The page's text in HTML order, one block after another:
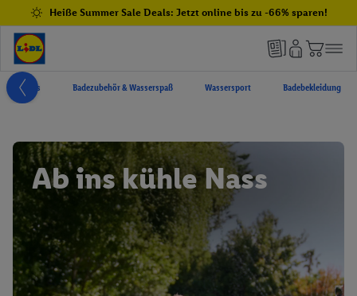
Heiße Summer Sale Deals: Jetzt online bis zu -66% sparen!
Pools Badezubehör & Wasserspaß Wassersport Badebekleidung
Ab ins kühle Nass